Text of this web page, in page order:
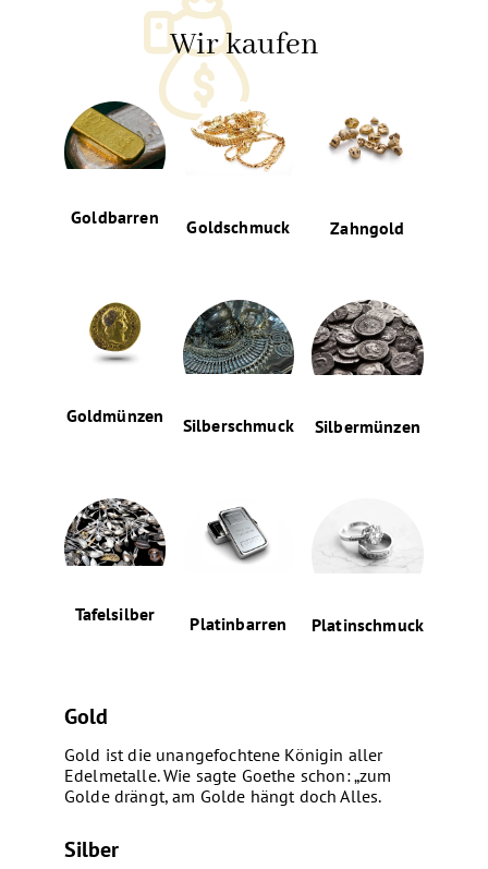
Wir kaufen
Gold
Gold ist die unangefochtene Königin aller
Edelmetalle. Wie sagte Goethe schon: „zum
Golde drängt, am Golde hängt doch Alles.
Silber
Goldbarren Goldschmuck Zahngold
Goldmünzen Silberschmuck Silbermünzen
Tafelsilber Platinbarren Platinschmuck